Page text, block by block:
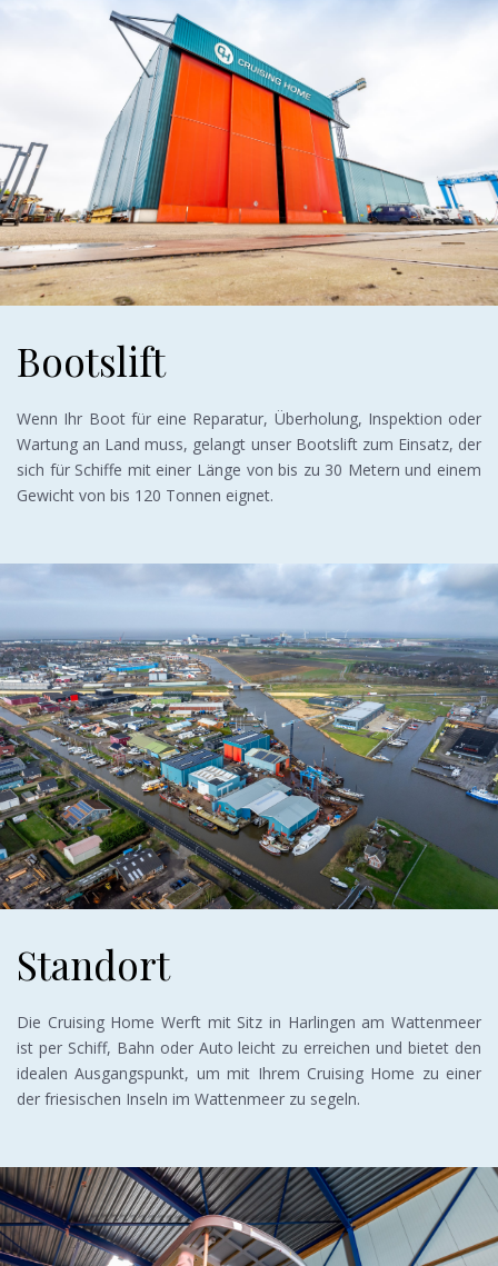
Bootslift
Wenn Ihr Boot für eine Reparatur, Überholung, Inspektion oder
Wartung an Land muss, gelangt unser Bootslift zum Einsatz, der
sich für Schiffe mit einer Länge von bis zu 30 Metern und einem
Gewicht von bis 120 Tonnen eignet.
Standort
Die Cruising Home Werft mit Sitz in Harlingen am Wattenmeer
ist per Schiff, Bahn oder Auto leicht zu erreichen und bietet den
idealen Ausgangspunkt, um mit Ihrem Cruising Home zu einer
der friesischen Inseln im Wattenmeer zu segeln.